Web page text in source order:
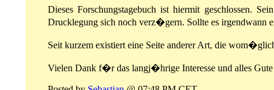
Dieses Forschungstagebuch ist hiermit geschlossen.
Drucklegung sich noch verz�gern. Sollte es irgendwann
Seit kurzem existiert eine Seite anderer Art, die
Vielen Dank f�r das langj�hrige Interesse und alles